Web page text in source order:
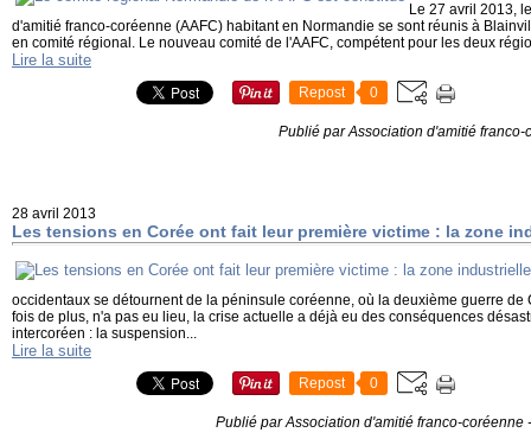
Le 27 avril 2013,
d'amitié franco-coréenne (AAFC) habitant en Normandie se sont réunis à
en comité régional. Le nouveau comité de l'AAFC, compétent pour les deux
Lire la suite
Repost 0
Publié par Association d'amitié franco-
28 avril 2013
Les tensions en Corée ont fait leur première victime : la zone
occidentaux se détournent de la péninsule coréenne, où la deuxième guerre de
fois de plus, n'a pas eu lieu, la crise actuelle a déjà eu des conséquences
intercoréen : la suspension...
Lire la suite
Repost 0
Publié par Association d'amitié franco-coréenne -